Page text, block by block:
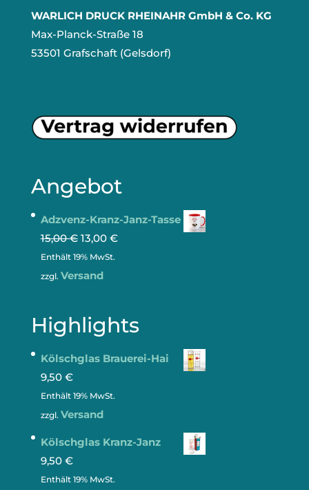
WARLICH DRUCK RHEINAHR GmbH & Co. KG
Max-Planck-Straße 18
53501 Grafschaft (Gelsdorf)
Angebot
Adzvenz-Kranz-Janz-Tasse
15,00€ 13,00 €
Enthält 19% MwSt.
zzgl. Versand
Highlights
Kölschglas Brauerei-Hai
9,50 €
Enthält 19% MwSt.
zzgl. Versand
Kölschglas Kranz-Janz
9,50 €
Enthält 19% MwSt.